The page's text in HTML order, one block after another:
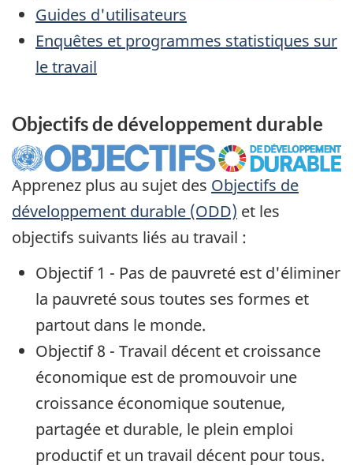
Guides d'utilisateurs
Enquêtes et programmes statistiques sur
le travail
Objectifs de développement durable
Apprenez plus au sujet des Objectifs de
développement durable (ODD) et les
objectifs suivants liés au travail :
Objectif 1 - Pas de pauvreté est d'éliminer
la pauvreté sous toutes ses formes et
partout dans le monde.
Objectif 8 - Travail décent et croissance
économique est de promouvoir une
croissance économique soutenue,
partagée et durable, le plein emploi
productif et un travail décent pour tous.